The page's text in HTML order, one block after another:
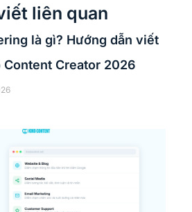
liên quan
là gì? Hướng dẫn viết
Content Creator 2026